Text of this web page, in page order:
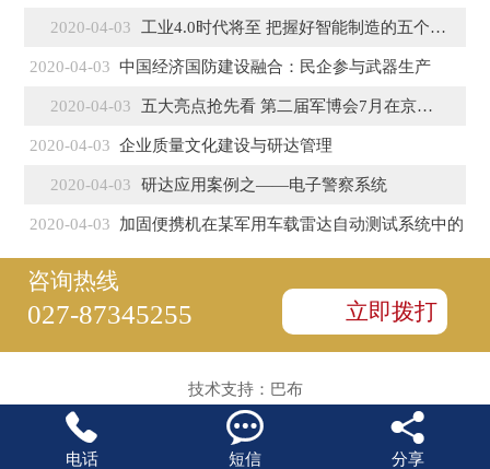
2020-04-03 工业4.0时代将至 把握好智能制造的五个特征
2020-04-03 中国经济国防建设融合：民企参与武器生产
2020-04-03 五大亮点抢先看 第二届军博会7月在京盛大开幕
2020-04-03 企业质量文化建设与研达管理
2020-04-03 研达应用案例之——电子警察系统
2020-04-03 加固便携机在某军用车载雷达自动测试系统中的
咨询热线
027-87345255 立即拨打
技术支持： 巴布

电话

短信

分享